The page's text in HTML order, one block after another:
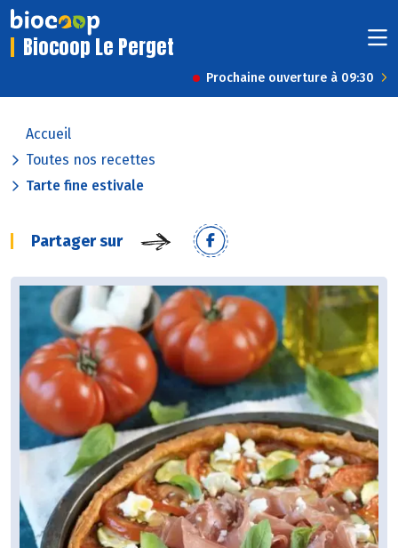
Biocoop Le Perget
Prochaine ouverture à 09:30
Accueil
Toutes nos recettes
Tarte fine estivale
Partager sur